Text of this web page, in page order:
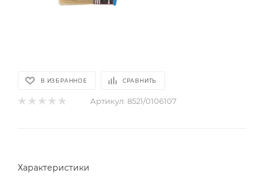
В ИЗБРАННОЕ СРАВНИТЬ
Артикул: 8521/0106107
Характеристики